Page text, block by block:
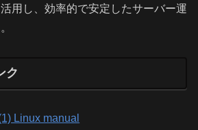
用し、効率的で安定したサーバー運
ク
Linux manual